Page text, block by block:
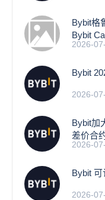
Bybit格
Bybit
2026-
Bybit
2026-
Bybit加
差价合
2026-
Bybit
2026-